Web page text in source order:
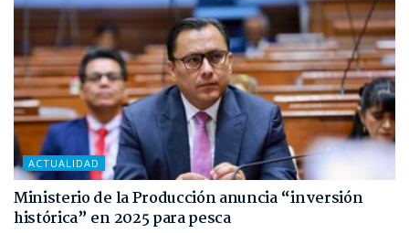
ACTUALIDAD
Ministerio de la Producción anuncia “inversión
histórica” en 2025 para pesca